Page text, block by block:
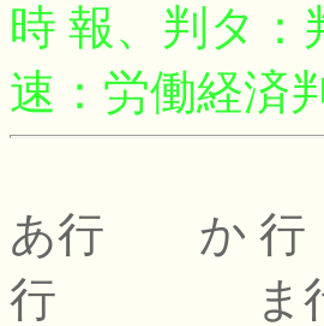
時 報、判タ：
速：労働経済
あ行 か 行
行
ま